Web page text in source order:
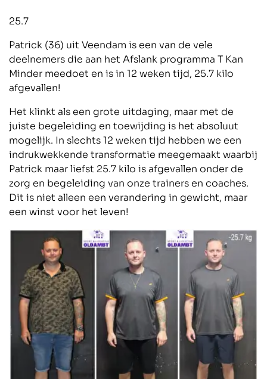
Blog_field_Totaal afgevallen
25.7
Patrick (36) uit Veendam is een van de vele
deelnemers die aan het Afslank programma T Kan
Minder meedoet en is in 12 weken tijd, 25.7 kilo
afgevallen!
Het klinkt als een grote uitdaging, maar met de
juiste begeleiding en toewijding is het absoluut
mogelijk. In slechts 12 weken tijd hebben we een
indrukwekkende transformatie meegemaakt waarbij
Patrick maar liefst 25.7 kilo is afgevallen onder de
zorg en begeleiding van onze trainers en coaches.
Dit is niet alleen een verandering in gewicht, maar
een winst voor het leven!